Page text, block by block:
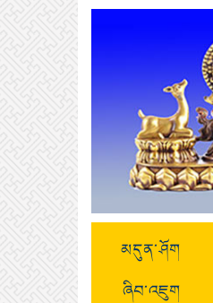
མདུན་ཤོག
ཞིབ་འཇུག